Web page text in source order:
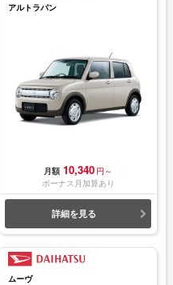
アルトラパン
月額 10,340 円～
ボーナス月加算あり
詳細を見る
ムーヴ